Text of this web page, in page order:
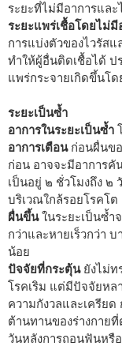
ระยะที่ไม่มีอาการแล
ระยะแพร่เชื้อโดยไม่มี
การแบ่งตัวของไวรัสแ
ทำให้ผู้อื่นติดเชื้อได้ ป
แพร่กระจายเกิดขึ้นโ
ระยะเป็นซ้ำ
อาการในระยะเป็นซ้ำ
อาการเตือนก่อนผื่นขอ
ก่อน อาจจะมีอาการคั
เป็นอยู่ ๒ ชั่วโมงถึง ๒
บริเวณใกล้รอยโรคโต
ผื่นขึ้นในระยะเป็นซ้ำ
กว่าและหายเร็วกว่า บ
น้อย
ปัจจัยที่กระตุ้นยังไม่ท
โรคเริม แต่มีปัจจัยหล
ความกังวลและเครีย
ต้านทานของร่างกาย
วันหลังการถอนฟันหรื